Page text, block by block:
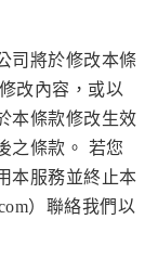
司將於修改本條
改內容，或以
本條款修改生效
之條款。 若您
本服務並終止本
）聯絡我們以